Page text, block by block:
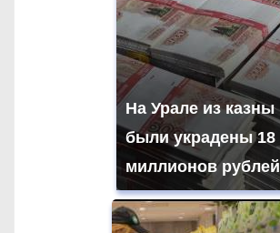
а
п
и
с
я
м
На Урале из казны
были украдены 18
миллионов рублей